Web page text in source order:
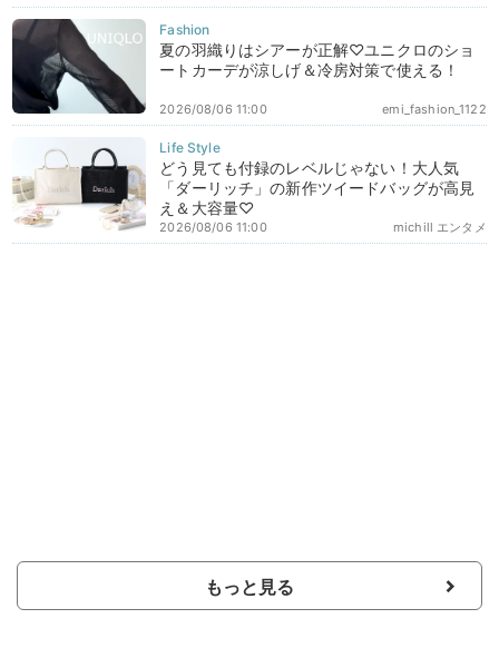
夏の羽織りはシアーが正解♡ユニクロのショ
ートカーデが涼しげ＆冷房対策で使える！
emi_fashion_1122
2026/08/06 11:00
どう見ても付録のレベルじゃない！大人気
「ダーリッチ」の新作ツイードバッグが高見
え＆大容量♡
michill エンタメ
2026/08/06 11:00
もっと見る